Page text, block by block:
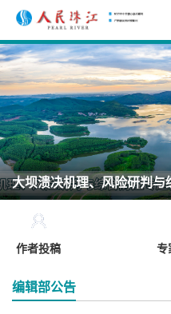
大坝溃决机理、风险研判与
作者投稿 专
编辑部公告